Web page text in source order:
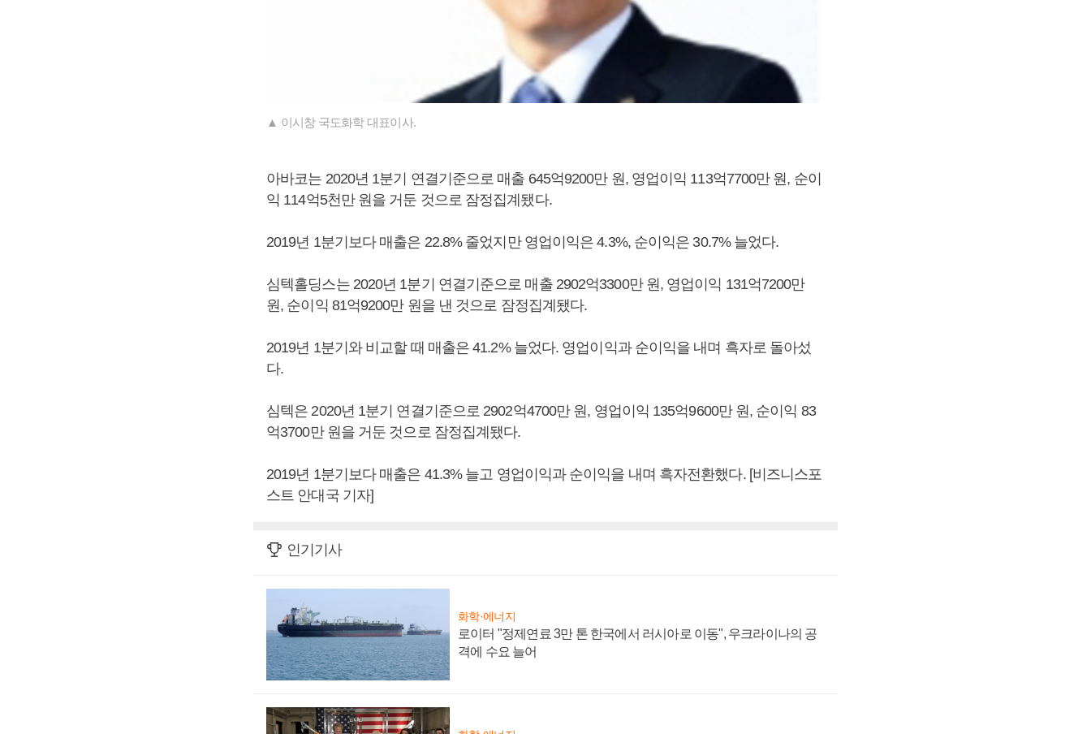
▲ 이시창 국도화학 대표이사.
아바코는 2020년 1분기 연결기준으로 매출 645억9200만 원, 영업이익 113억7700만 원, 순이
익 114억5천만 원을 거둔 것으로 잠정집계됐다.
2019년 1분기보다 매출은 22.8% 줄었지만 영업이익은 4.3%, 순이익은 30.7% 늘었다.
심텍홀딩스는 2020년 1분기 연결기준으로 매출 2902억3300만 원, 영업이익 131억7200만
원, 순이익 81억9200만 원을 낸 것으로 잠정집계됐다.
2019년 1분기와 비교할 때 매출은 41.2% 늘었다. 영업이익과 순이익을 내며 흑자로 돌아섰
다.
심텍은 2020년 1분기 연결기준으로 2902억4700만 원, 영업이익 135억9600만 원, 순이익 83
억3700만 원을 거둔 것으로 잠정집계됐다.
2019년 1분기보다 매출은 41.3% 늘고 영업이익과 순이익을 내며 흑자전환했다. [비즈니스포
스트 안대국 기자]
인기기사
화학·에너지
로이터 "정제연료 3만 톤 한국에서 러시아로 이동", 우크라이나의 공
격에 수요 늘어